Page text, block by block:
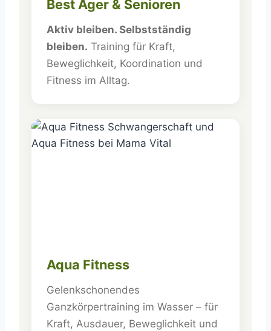
Best Ager & Senioren
Aktiv bleiben. Selbstständig
bleiben. Training für Kraft,
Beweglichkeit, Koordination und
Fitness im Alltag.
Aqua Fitness
Gelenkschonendes
Ganzkörpertraining im Wasser – für
Kraft, Ausdauer, Beweglichkeit und